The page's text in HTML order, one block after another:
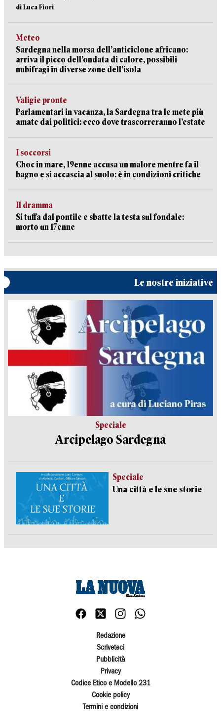
di Luca Fiori
Meteo
Sardegna nella morsa dell’anticiclone africano:
arriva il picco dell’ondata di calore, possibili
nubifragi in diverse zone dell’isola
Valigie pronte
Parlamentari in vacanza, la Sardegna tra le mete più
amate dai politici: ecco dove trascorreranno l’estate
I soccorsi
Choc in mare, 19enne accusa un malore mentre fa il
bagno e si accascia al suolo: è in condizioni critiche
Il dramma
Si tuffa dal pontile e sbatte la testa sul fondale:
morto un 17enne
Le nostre iniziative
Speciale
Arcipelago Sardegna
Speciale
Una città e le sue storie
Redazione
Scriveteci
Pubblicità
Privacy
Codice Etico e Modello 231
Cookie policy
Termini e condizioni